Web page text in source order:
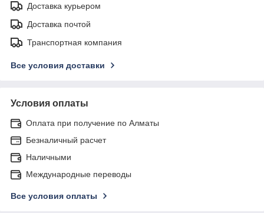
Доставка курьером
Доставка почтой
Транспортная компания
Все условия доставки
Условия оплаты
Оплата при получение по Алматы
Безналичный расчет
Наличными
Международные переводы
Все условия оплаты